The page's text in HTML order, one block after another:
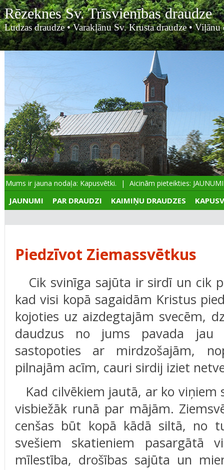
Rēzeknes Sv. Trīsvienības draudze
Ludzas draudze•Varakļānu Sv. Krusta draudze•Viļānu
Mums ir jauna nodaļa: Kapusvētki. Aicinām pieteikties:
JAUNUMI PAR DRAUDZI KAIMIŅU DRAUDZES
Piedzīvot Ziemassvētkus
Cik svinīga sajūta ir sirdī un cik
kad visi kopā sagai­dām Kristus
kojoties uz aizdegtajām svecēm,
daudzus no jums pavada jau
sastopoties ar mirdzošajām,
pilnajām acīm, cauri sirdij iziet
Kad cilvēkiem jautā, ar ko viņiem
visbiežāk runā par mājām.
cenšas būt kopā kādā siltā, no
svešiem skatieniem pasargātā
mīlestība, drošības sajūta un